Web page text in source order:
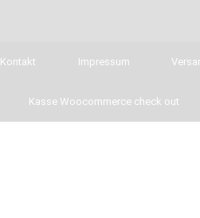
Kontakt Impressum
Kasse Woocommerce check out